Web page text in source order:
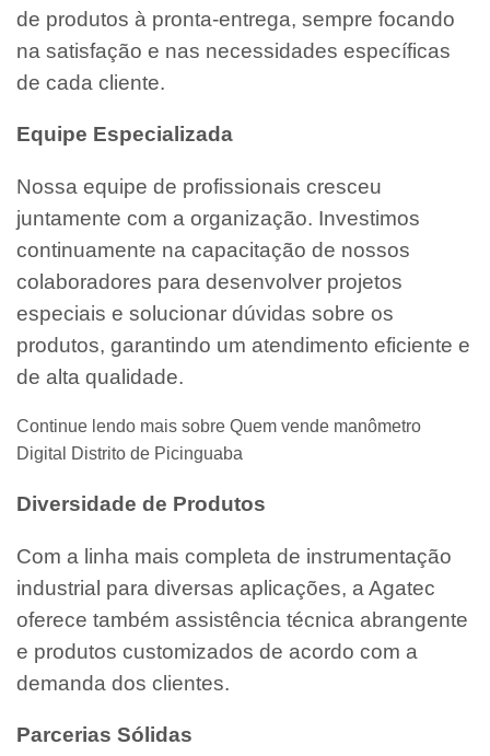
de produtos à pronta-entrega, sempre focando
na satisfação e nas necessidades específicas
de cada cliente.
Equipe Especializada
Nossa equipe de profissionais cresceu
juntamente com a organização. Investimos
continuamente na capacitação de nossos
colaboradores para desenvolver projetos
especiais e solucionar dúvidas sobre os
produtos, garantindo um atendimento eficiente e
de alta qualidade.
Continue lendo mais sobre Quem vende manômetro
Digital Distrito de Picinguaba
Diversidade de Produtos
Com a linha mais completa de instrumentação
industrial para diversas aplicações, a Agatec
oferece também assistência técnica abrangente
e produtos customizados de acordo com a
demanda dos clientes.
Parcerias Sólidas